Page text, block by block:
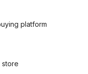
platform
store